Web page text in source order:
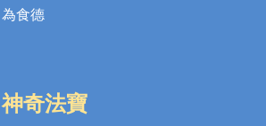
為食德
神奇法寶